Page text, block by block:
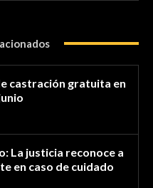
castración gratuita en
La justicia reconoce a
en caso de cuidado